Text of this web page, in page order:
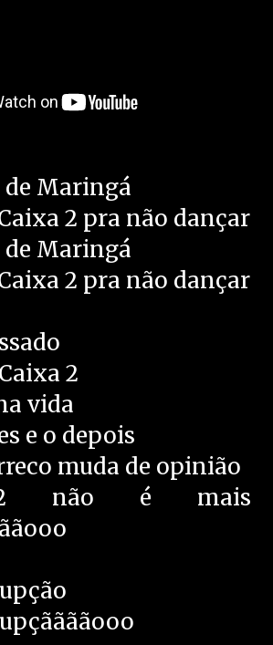
de Maringá
2 pra não dançar
de Maringá
2 pra não dançar
2
vida
e o depois
muda de opinião
não é mais